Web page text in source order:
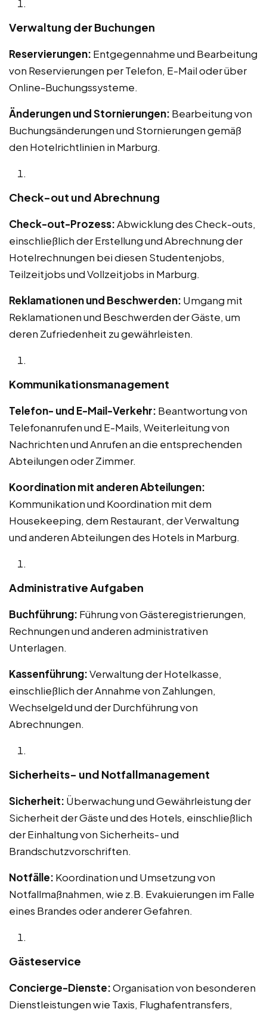
Verwaltung der Buchungen
Reservierungen: Entgegennahme und Bearbeitung
von Reservierungen per Telefon, E-Mail oder über
Online-Buchungssysteme.
Änderungen und Stornierungen: Bearbeitung von
Buchungsänderungen und Stornierungen gemäß
den Hotelrichtlinien in Marburg.
Check-out und Abrechnung
Check-out-Prozess:Abwicklung des Check-outs,
einschließlich der Erstellung und Abrechnung der
Hotelrechnungen bei diesen Studentenjobs,
Teilzeitjobs und Vollzeitjobs in Marburg.
Reklamationen und Beschwerden: Umgang mit
Reklamationen und Beschwerden der Gäste, um
deren Zufriedenheit zu gewährleisten.
Kommunikationsmanagement
Telefon- und E-Mail-Verkehr: Beantwortung von
Telefonanrufen und E-Mails, Weiterleitung von
Nachrichten und Anrufen an die entsprechenden
Abteilungen oder Zimmer.
Koordination mit anderen Abteilungen:
Kommunikation und Koordination mit dem
Housekeeping, dem Restaurant, der Verwaltung
und anderen Abteilungen des Hotels in Marburg.
Administrative Aufgaben
Buchführung: Führung von Gästeregistrierungen,
Rechnungen und anderen administrativen
Unterlagen.
Kassenführung:Verwaltung der Hotelkasse,
einschließlich der Annahme von Zahlungen,
Wechselgeld und der Durchführung von
Abrechnungen.
Sicherheits- und Notfallmanagement
Sicherheit: Überwachung und Gewährleistung der
Sicherheit der Gäste und des Hotels, einschließlich
der Einhaltung von Sicherheits- und
Brandschutzvorschriften.
Notfälle: Koordination und Umsetzung von
Notfallmaßnahmen, wie z.B. Evakuierungen im Falle
eines Brandes oder anderer Gefahren.
Gästeservice
Concierge-Dienste:Organisation von besonderen
Dienstleistungen wie Taxis, Flughafentransfers,